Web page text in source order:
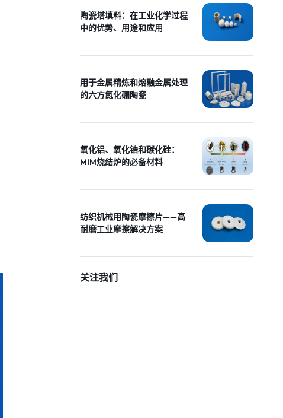
陶瓷塔填料：在工业化学过程
中的优势、用途和应用
用于金属精炼和熔融金属处理
的六方氮化硼陶瓷
氧化铝、氧化锆和碳化硅：
MIM烧结炉的必备材料
纺织机械用陶瓷摩擦片——高
耐磨工业摩擦解决方案
关注我们